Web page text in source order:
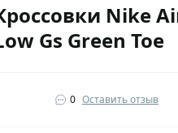
Nike
Gs Green Toe
0 Оставить отзыв